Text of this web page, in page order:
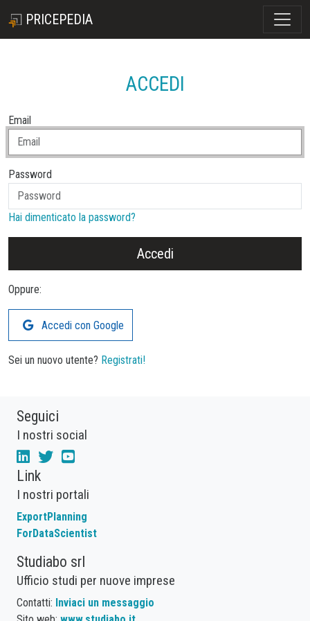
PRICEPEDIA
ACCEDI
Email
Password
Hai dimenticato la password?
Accedi
Oppure:
Accedi con Google
Sei un nuovo utente? Registrati!
Seguici
I nostri social
Link
I nostri portali
ExportPlanning
ForDataScientist
Studiabo srl
Ufficio studi per nuove imprese
Contatti: Inviaci un messaggio